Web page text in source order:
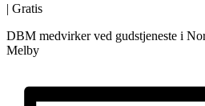
| Gratis
DBM medvirker ved gudstjeneste i
Melby